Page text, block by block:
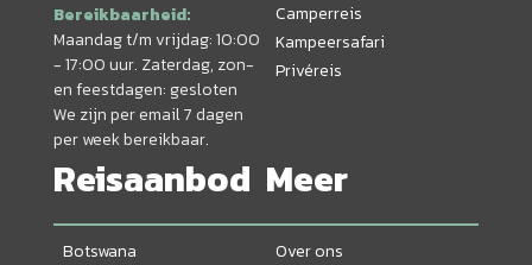
Bereikbaarheid:
Maandag t/m vrijdag: 10:00
- 17:00 uur. Zaterdag, zon-
en feestdagen: gesloten
We zijn per email 7 dagen
per week bereikbaar.
Camperreis
Kampeersafari
Privéreis
Reisaanbod
Botswana
Meer
Over ons